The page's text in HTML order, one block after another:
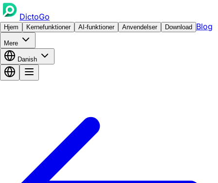
DictoGo
Hjem Kernefunktioner AI-funktioner Anvendelser Download Blog
Mere
Danish